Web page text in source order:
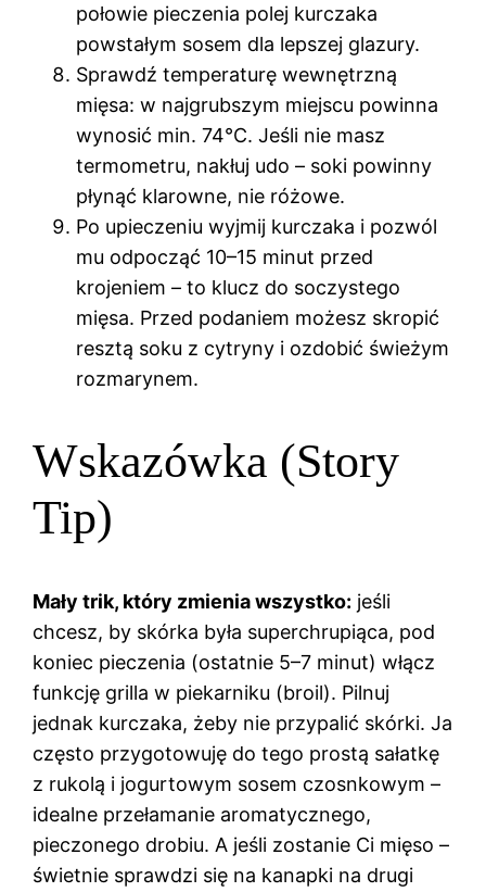
połowie pieczenia polej kurczaka
powstałym sosem dla lepszej glazury.
Sprawdź temperaturę wewnętrzną
mięsa: w najgrubszym miejscu powinna
wynosić min. 74°C. Jeśli nie masz
termometru, nakłuj udo – soki powinny
płynąć klarowne, nie różowe.
Po upieczeniu wyjmij kurczaka i pozwól
mu odpocząć 10–15 minut przed
krojeniem – to klucz do soczystego
mięsa. Przed podaniem możesz skropić
resztą soku z cytryny i ozdobić świeżym
rozmarynem.
Wskazówka (Story
Tip)
Mały trik, który zmienia wszystko: jeśli
chcesz, by skórka była superchrupiąca, pod
koniec pieczenia (ostatnie 5–7 minut) włącz
funkcję grilla w piekarniku (broil). Pilnuj
jednak kurczaka, żeby nie przypalić skórki. Ja
często przygotowuję do tego prostą sałatkę
z rukolą i jogurtowym sosem czosnkowym –
idealne przełamanie aromatycznego,
pieczonego drobiu. A jeśli zostanie Ci mięso –
świetnie sprawdzi się na kanapki na drugi